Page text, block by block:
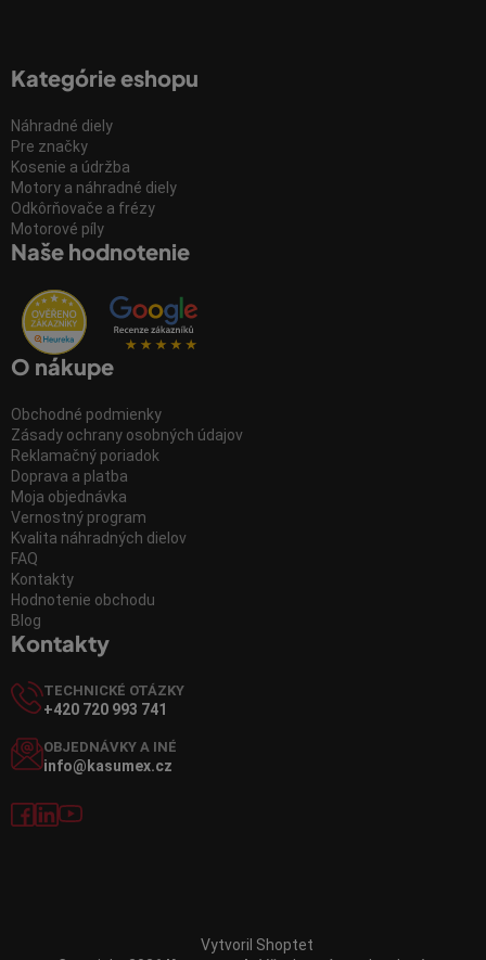
Kategórie eshopu
Náhradné diely
Pre značky
Kosenie a údržba
Motory a náhradné diely
Odkôrňovače a frézy
Motorové píly
Naše hodnotenie
O nákupe
Obchodné podmienky
Zásady ochrany osobných údajov
Reklamačný poriadok
Doprava a platba
Moja objednávka
Vernostný program
Kvalita náhradných dielov
FAQ
Kontakty
Hodnotenie obchodu
Blog
Kontakty
TECHNICKÉ OTÁZKY
+420 720 993 741
OBJEDNÁVKY A INÉ
info@kasumex.cz
Vytvoril Shoptet